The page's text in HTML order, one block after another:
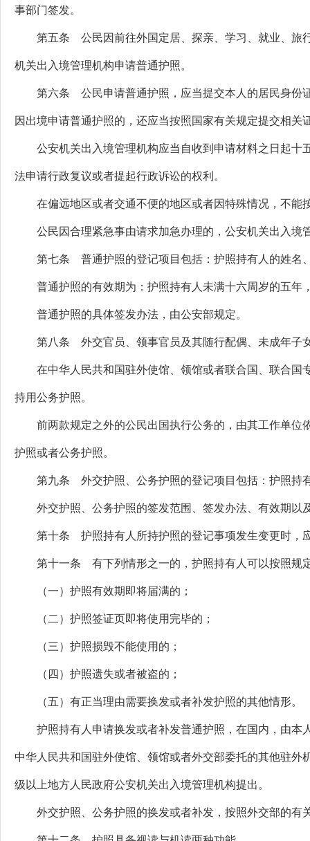
事部门签发。
第五条 公民因前往外国定居、探亲、学习、就业、旅行
机关出入境管理机构申请普通护照。
第六条 公民申请普通护照，应当提交本人的居民身份证
因出境申请普通护照的，还应当按照国家有关规定提交相关
公安机关出入境管理机构应当自收到申请材料之日起十
法申请行政复议或者提起行政诉讼的权利。
在偏远地区或者交通不便的地区或者因特殊情况，不能
公民因合理紧急事由请求加急办理的，公安机关出入境
第七条 普通护照的登记项目包括：护照持有人的姓名、
普通护照的有效期为：护照持有人未满十六周岁的五年
普通护照的具体签发办法，由公安部规定。
第八条 外交官员、领事官员及其随行配偶、未成年子
在中华人民共和国驻外使馆、领馆或者联合国、联合国
持用公务护照。
前两款规定之外的公民出国执行公务的，由其工作单位
护照或者公务护照。
第九条 外交护照、公务护照的登记项目包括：护照持有
外交护照、公务护照的签发范围、签发办法、有效期以
第十条 护照持有人所持护照的登记事项发生变更时，应
第十一条 有下列情形之一的，护照持有人可以按照规
（一）护照有效期即将届满的；
（二）护照签证页即将使用完毕的；
（三）护照损毁不能使用的；
（四）护照遗失或者被盗的；
（五）有正当理由需要换发或者补发护照的其他情形。
护照持有人申请换发或者补发普通护照，在国内，由本
中华人民共和国驻外使馆、领馆或者外交部委托的其他驻
级以上地方人民政府公安机关出入境管理机构提出。
外交护照、公务护照的换发或者补发，按照外交部的有